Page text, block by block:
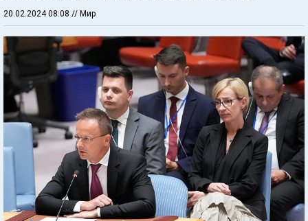
20.02.2024 08:08 // Мир